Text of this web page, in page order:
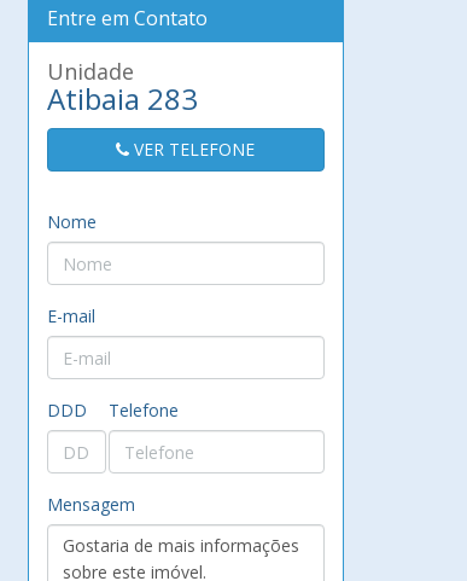
Entre em Contato
Unidade
Atibaia 283
VER TELEFONE
Nome
E-mail
DDD Telefone
Mensagem